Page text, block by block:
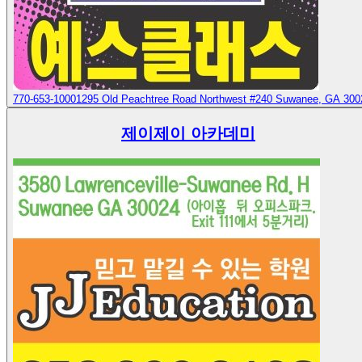
770-653-10001295 Old Peachtree Road Northwest #240 Suwanee, GA
제이제이 아카데미